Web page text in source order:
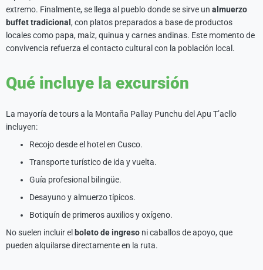
extremo. Finalmente, se llega al pueblo donde se sirve un almuerzo
buffet tradicional , con platos preparados a base de productos
locales como papa, maíz, quinua y carnes andinas. Este momento de
convivencia refuerza el contacto cultural con la población local.
Qué incluye la excursión
La mayoría de tours a la Montaña Pallay Punchu del Apu T’acllo
incluyen:
Recojo desde el hotel en Cusco.
Transporte turístico de ida y vuelta.
Guía profesional bilingüe.
Desayuno y almuerzo típicos.
Botiquín de primeros auxilios y oxígeno.
No suelen incluir el boleto de ingreso ni caballos de apoyo, que
pueden alquilarse directamente en la ruta.